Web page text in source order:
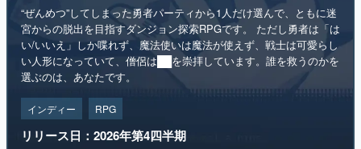
“ぜんめつ”してしまった勇者パーティから1人だけ選んで、ともに迷
宮からの脱出を目指すダンジョン探索RPGです。 ただし勇者は「は
い/いいえ」しか喋れず、魔法使いは魔法が使えず、戦士は可愛らし
い人形になっていて、僧侶は██を崇拝しています。誰を救うのかを
選ぶのは、あなたです。
インディー RPG
リリース日：2026年第4四半期